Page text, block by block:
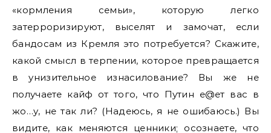
«кормления семьи», которую легко
затерроризируют, выселят и замочат, если
бандосам из Кремля это потребуется? Скажите,
какой смысл в терпении, которое превращается
в унизительное изнасилование? Вы же не
получаете кайф от того, что Путин е@ет вас в
жо…у, не так ли? (Надеюсь, я не ошибаюсь.) Вы
видите, как меняются ценники; осознаете, что